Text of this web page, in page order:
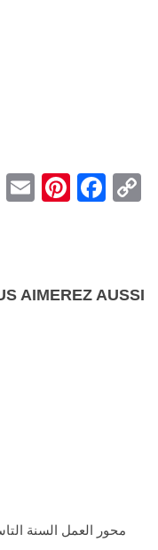
Copy
AIMEREZ AUSSI...
محور العمل السنة